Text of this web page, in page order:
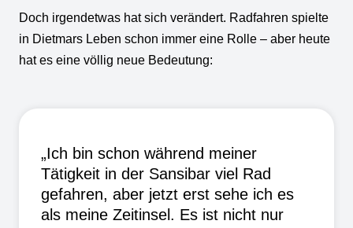
Doch irgendetwas hat sich verändert. Radfahren spielte
in Dietmars Leben schon immer eine Rolle – aber heute
hat es eine völlig neue Bedeutung:
„Ich bin schon während meiner
Tätigkeit in der Sansibar viel Rad
gefahren, aber jetzt erst sehe ich es
als meine Zeitinsel. Es ist nicht nur